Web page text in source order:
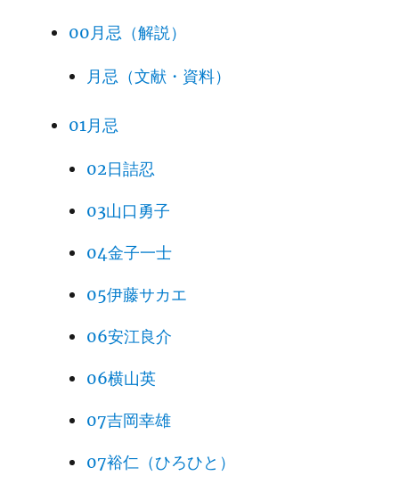
00月忌（解説）
月忌（文献・資料）
01月忌
02日詰忍
03山口勇子
04金子一士
05伊藤サカエ
06安江良介
06横山英
07吉岡幸雄
07裕仁（ひろひと）